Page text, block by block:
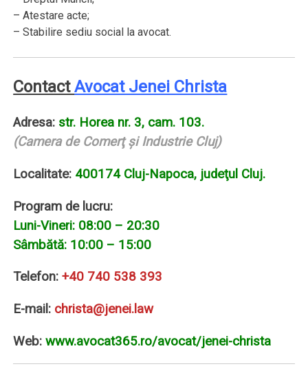
– Atestare acte;
– Stabilire sediu social la avocat.
ContactAvocat Jenei Christa
Adresa: str. Horea nr. 3, cam. 103.
(Camera de Comerţ şi Industrie Cluj)
Localitate: 400174 Cluj-Napoca, judeţul Cluj.
Program de lucru:
Luni-Vineri: 08:00 – 20:30
Sâmbătă: 10:00 – 15:00
Telefon:+40 740 538 393
E-mail: christa@jenei.law
Web:www.avocat365.ro/avocat/jenei-christa